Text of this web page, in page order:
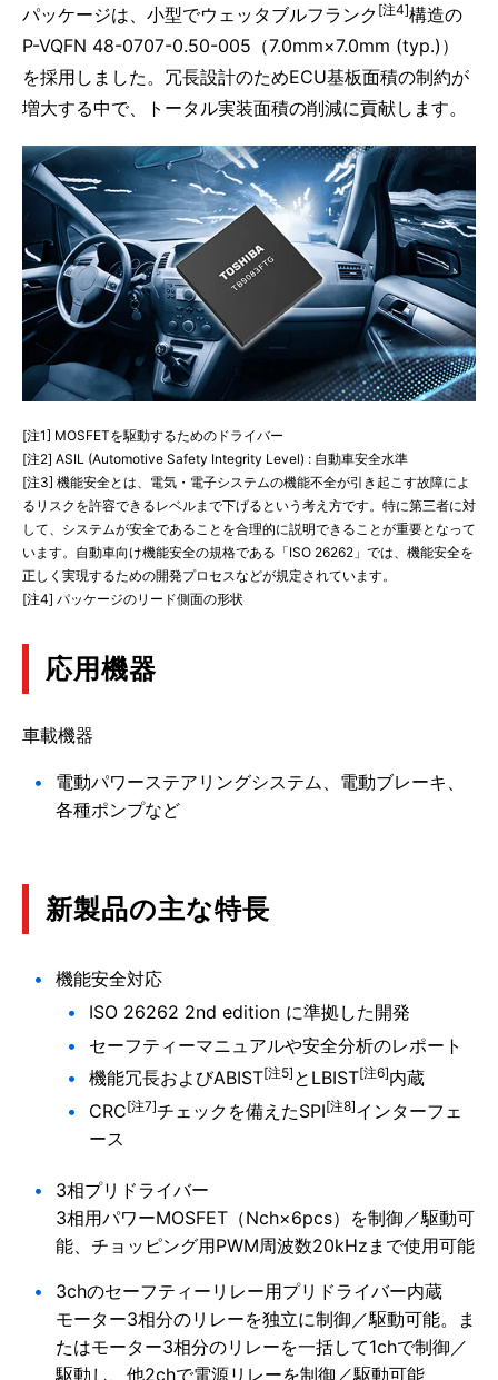
パッケージは、小型でウェッタブルフランク [注4]構造の
P-VQFN 48-0707-0.50-005（7.0mm×7.0mm (typ.)）
を採用しました。冗長設計のためECU基板面積の制約が
増大する中で、トータル実装面積の削減に貢献します。
[注1] MOSFETを駆動するためのドライバー
[注2] ASIL (Automotive Safety Integrity Level) : 自動車安全水準
[注3] 機能安全とは、電気・電子システムの機能不全が引き起こす故障によ
るリスクを許容できるレベルまで下げるという考え方です。特に第三者に対
して、システムが安全であることを合理的に説明できることが重要となって
います。自動車向け機能安全の規格である「ISO 26262」では、機能安全を
正しく実現するための開発プロセスなどが規定されています。
[注4] パッケージのリード側面の形状
応用機器
車載機器
電動パワーステアリングシステム、電動ブレーキ、
各種ポンプなど
新製品の主な特長
機能安全対応
ISO 26262 2nd edition に準拠した開発
セーフティーマニュアルや安全分析のレポート
機能冗長およびABIST[注5] とLBIST[注6]内蔵
CRC[注7]チェックを備えたSPI[注8]インターフェ
ース
3相プリドライバー
3相用パワーMOSFET（Nch×6pcs）を制御／駆動可
能、チョッピング用PWM周波数20kHzまで使用可能
3chのセーフティーリレー用プリドライバー内蔵
モーター3相分のリレーを独立に制御／駆動可能。ま
たはモーター3相分のリレーを一括して1chで制御／
駆動し、他2chで電源リレーを制御／駆動可能